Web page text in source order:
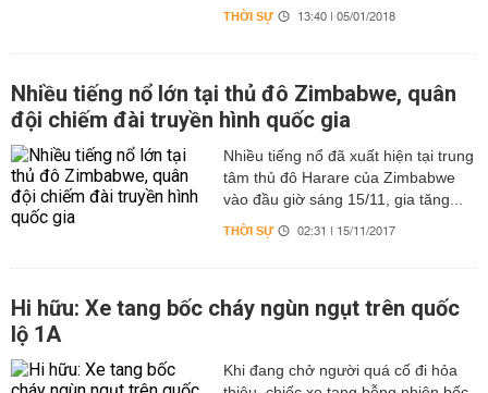
THỜI SỰ 13:40 | 05/01/2018
Nhiều tiếng nổ lớn tại thủ đô Zimbabwe, quân
đội chiếm đài truyền hình quốc gia
Nhiều tiếng nổ đã xuất hiện tại trung
tâm thủ đô Harare của Zimbabwe
vào đầu giờ sáng 15/11, gia tăng...
THỜI SỰ 02:31 | 15/11/2017
Hi hữu: Xe tang bốc cháy ngùn ngụt trên quốc
lộ 1A
Khi đang chở người quá cố đi hỏa